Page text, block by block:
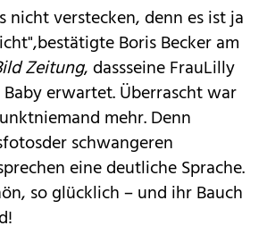
verstecken, denn es ist ja
Boris Becker am
Zeitung, dassseineFrauLilly
erwartet. Überrascht war
mehr. Denn
schwangeren
eine deutliche Sprache.
so glücklich – und ihr Bauch